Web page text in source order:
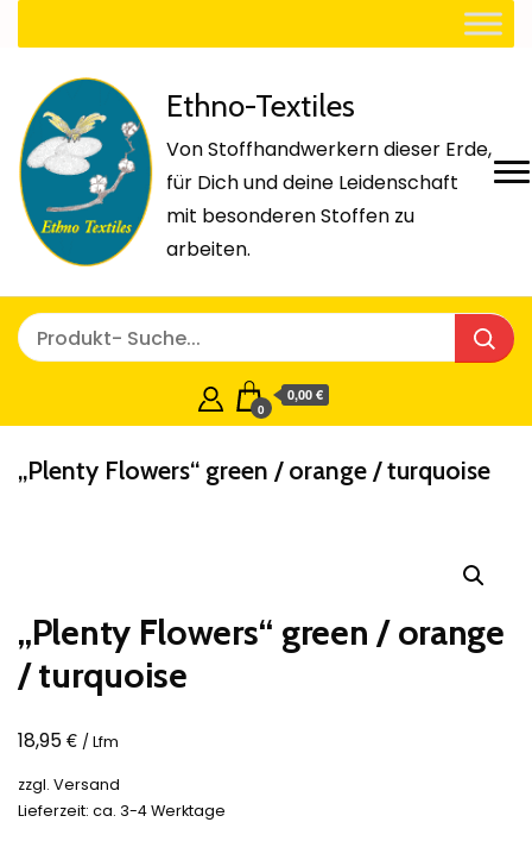
Ethno-Textiles
Von Stoffhandwerkern dieser Erde,
für Dich und deine Leidenschaft
mit besonderen Stoffen zu
arbeiten.
0
0,00 €
„Plenty Flowers“ green / orange / turquoise
„Plenty Flowers“ green / orange
/ turquoise
18,95€ / Lfm
zzgl. Versand
Lieferzeit: ca. 3-4 Werktage